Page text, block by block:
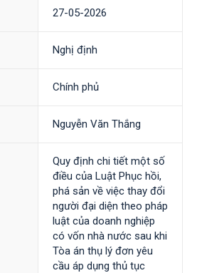
27-05-2026
Nghị định
Chính phủ
Nguyễn Văn Thắng
Quy định chi tiết một số
điều của Luật Phục hồi,
phá sản về việc thay đổi
người đại diện theo pháp
luật của doanh nghiệp
có vốn nhà nước sau khi
Tòa án thụ lý đơn yêu
cầu áp dụng thủ tục